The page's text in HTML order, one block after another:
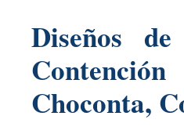
Diseños
Choconta,